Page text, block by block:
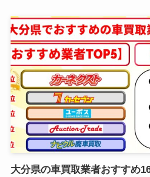
大分県の車買取業者おすすめ